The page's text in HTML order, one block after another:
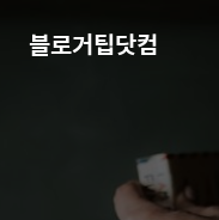
블로거팁닷컴